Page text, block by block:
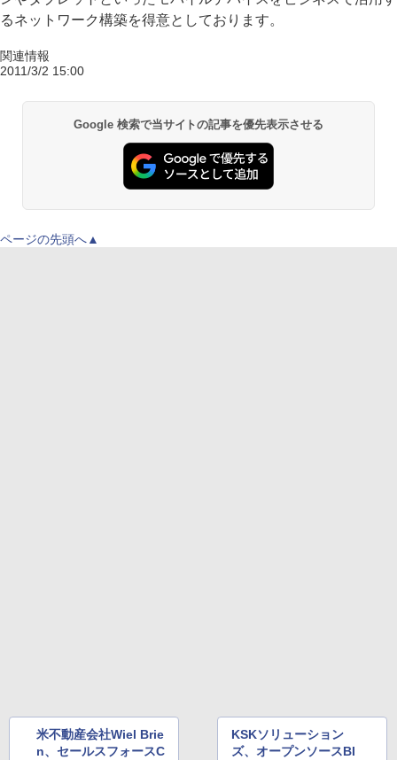
るネットワーク構築を得意としております。
関連情報
2011/3/2 15:00
Google 検索で当サイトの記事を優先表示させる
ページの先頭へ▲
米不動産会社Wiel Brie
n、セールスフォースC
KSKソリューション
ズ、オープンソースBI